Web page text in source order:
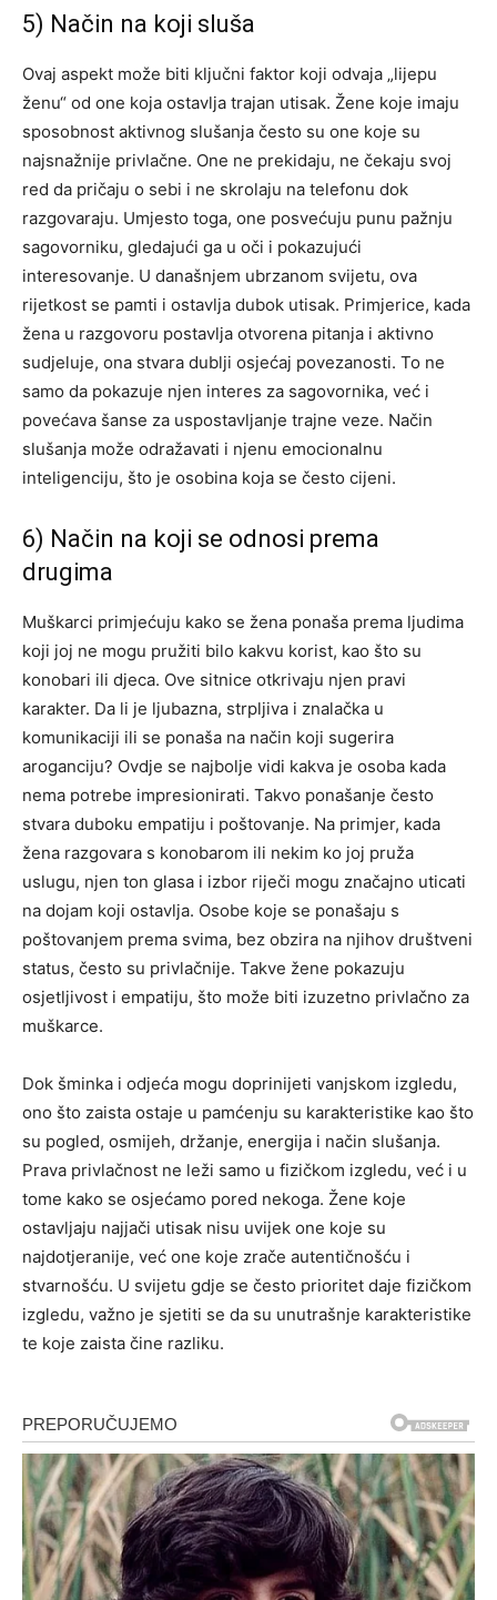
5) Način na koji sluša
Ovaj aspekt može biti ključni faktor koji odvaja „lijepu
ženu“ od one koja ostavlja trajan utisak. Žene koje imaju
sposobnost aktivnog slušanja često su one koje su
najsnažnije privlačne. One ne prekidaju, ne čekaju svoj
red da pričaju o sebi i ne skrolaju na telefonu dok
razgovaraju. Umjesto toga, one posvećuju punu pažnju
sagovorniku, gledajući ga u oči i pokazujući
interesovanje. U današnjem ubrzanom svijetu, ova
rijetkost se pamti i ostavlja dubok utisak. Primjerice, kada
žena u razgovoru postavlja otvorena pitanja i aktivno
sudjeluje, ona stvara dublji osjećaj povezanosti. To ne
samo da pokazuje njen interes za sagovornika, već i
povećava šanse za uspostavljanje trajne veze. Način
slušanja može odražavati i njenu emocionalnu
inteligenciju, što je osobina koja se često cijeni.
6) Način na koji se odnosi prema
drugima
Muškarci primjećuju kako se žena ponaša prema ljudima
koji joj ne mogu pružiti bilo kakvu korist, kao što su
konobari ili djeca. Ove sitnice otkrivaju njen pravi
karakter. Da li je ljubazna, strpljiva i znalačka u
komunikaciji ili se ponaša na način koji sugerira
aroganciju? Ovdje se najbolje vidi kakva je osoba kada
nema potrebe impresionirati. Takvo ponašanje često
stvara duboku empatiju i poštovanje. Na primjer, kada
žena razgovara s konobarom ili nekim ko joj pruža
uslugu, njen ton glasa i izbor riječi mogu značajno uticati
na dojam koji ostavlja. Osobe koje se ponašaju s
poštovanjem prema svima, bez obzira na njihov društveni
status, često su privlačnije. Takve žene pokazuju
osjetljivost i empatiju, što može biti izuzetno privlačno za
muškarce.
Dok šminka i odjeća mogu doprinijeti vanjskom izgledu,
ono što zaista ostaje u pamćenju su karakteristike kao što
su pogled, osmijeh, držanje, energija i način slušanja.
Prava privlačnost ne leži samo u fizičkom izgledu, već i u
tome kako se osjećamo pored nekoga. Žene koje
ostavljaju najjači utisak nisu uvijek one koje su
najdotjeranije, već one koje zrače autentičnošću i
stvarnošću. U svijetu gdje se često prioritet daje fizičkom
izgledu, važno je sjetiti se da su unutrašnje karakteristike
te koje zaista čine razliku.